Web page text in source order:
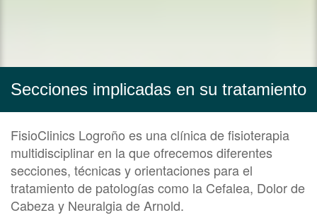
Secciones implicadas en su tratamiento
FisioClinics Logroño es una clínica de fisioterapia
multidisciplinar en la que ofrecemos diferentes
secciones, técnicas y orientaciones para el
tratamiento de patologías como la Cefalea, Dolor de
Cabeza y Neuralgia de Arnold.